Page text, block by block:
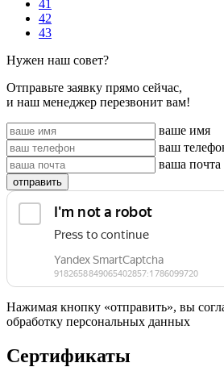
41
42
43
Нужен наш совет?
Отправьте заявку прямо сейчас,
и наш менеджер перезвонит вам!
ваше имя
ваш
ваша почта
отправить
Нажимая кнопку «отправить», вы
обработку персональных данных
Сертификаты